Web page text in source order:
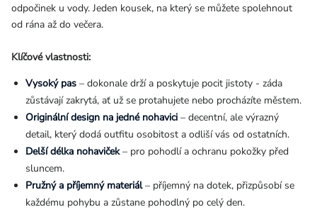
odpočinek u vody. Jeden kousek, na který se můžete spolehnout
od rána až do večera.
Klíčové vlastnosti:
Vysoký pas – dokonale drží a poskytuje pocit jistoty - záda
zůstávají zakrytá, ať už se protahujete nebo procházíte městem.
Originální design na jedné nohavici – decentní, ale výrazný
detail, který dodá outfitu osobitost a odliší vás od ostatních.
Delší délka nohaviček– pro pohodlí a ochranu pokožky před
sluncem.
Pružný a příjemný materiál– příjemný na dotek, přizpůsobí se
každému pohybu a zůstane pohodlný po celý den.